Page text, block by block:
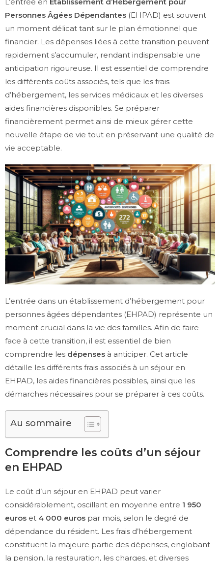
Personnes Âgées Dépendantes (EHPAD) est souvent
un moment délicat tant sur le plan émotionnel que
financier. Les dépenses liées à cette transition peuvent
rapidement s’accumuler, rendant indispensable une
anticipation rigoureuse. Il est essentiel de comprendre
les différents coûts associés, tels que les frais
d’hébergement, les services médicaux et les diverses
aides financières disponibles. Se préparer
financièrement permet ainsi de mieux gérer cette
nouvelle étape de vie tout en préservant une qualité de
vie acceptable.
L’entrée dans un établissement d’hébergement pour
personnes âgées dépendantes (EHPAD) représente un
moment crucial dans la vie des familles. Afin de faire
face à cette transition, il est essentiel de bien
comprendre les dépenses à anticiper. Cet article
détaille les différents frais associés à un séjour en
EHPAD, les aides financières possibles, ainsi que les
démarches nécessaires pour se préparer à ces coûts.
Au sommaire
Comprendre les coûts d’un séjour
en EHPAD
Le coût d’un séjour en EHPAD peut varier
considérablement, oscillant en moyenne entre 1 950
euros et 4 000 euros par mois, selon le degré de
dépendance du résident. Les frais d’hébergement
constituent la majeure partie des dépenses, englobant
la pension, la restauration, les charges, et diverses